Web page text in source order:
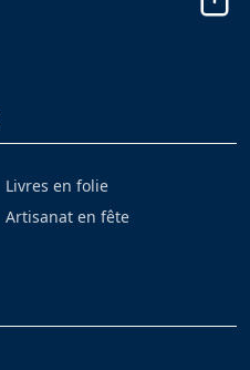
Livres en folie
Artisanat en fête